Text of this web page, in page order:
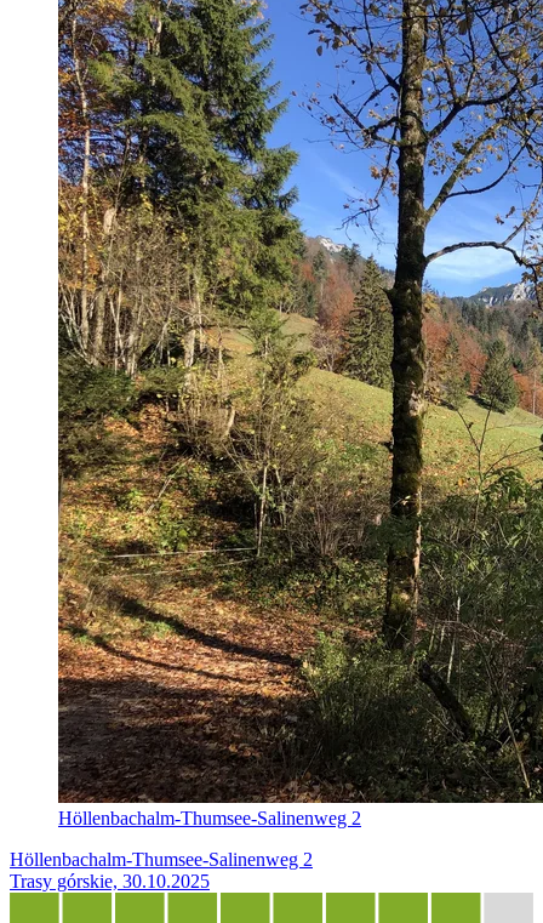
Höllenbachalm-Thumsee-Salinenweg 2
Höllenbachalm-Thumsee-Salinenweg 2
Trasy górskie, 30.10.2025